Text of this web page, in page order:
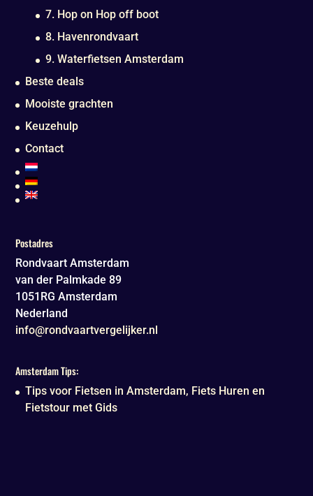
7. Hop on Hop off boot
8. Havenrondvaart
9. Waterfietsen Amsterdam
Beste deals
Mooiste grachten
Keuzehulp
Contact
Postadres
Rondvaart Amsterdam
van der Palmkade 89
1051RG Amsterdam
Nederland
info@rondvaartvergelijker.nl
Amsterdam Tips:
Tips voor Fietsen in Amsterdam, Fiets Huren en
Fietstour met Gids